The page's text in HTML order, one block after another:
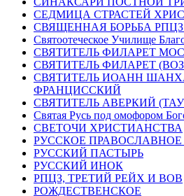
СЕДМИЦА СТРАСТЕЙ
СВЯЩЕННАЯ БОРЬБА
Святоотеческое Училище
СВЯТИТЕЛЬ ФИЛАРЕТ
СВЯТИТЕЛЬ ФИЛАРЕТ
СВЯТИТЕЛЬ ИОАНН
ФРАНЦИССКИЙ
СВЯТИТЕЛЬ АВЕРКИЙ
Святая Русь под омофором
СВЕТОЧИ ХРИСТИАНСТВА
РУССКОЕ ПРАВОСЛАВНОЕ
РУССКИЙ ПАСТЫРЬ
РУССКИЙ ИНОК
РПЦЗ, ТРЕТИЙ РЕЙХ И ВОВ
РОЖДЕСТВЕНСКОЕ